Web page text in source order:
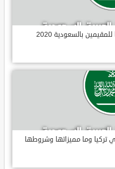
بالسعودية 2020
تركيا وما مميزاتها وشروطها